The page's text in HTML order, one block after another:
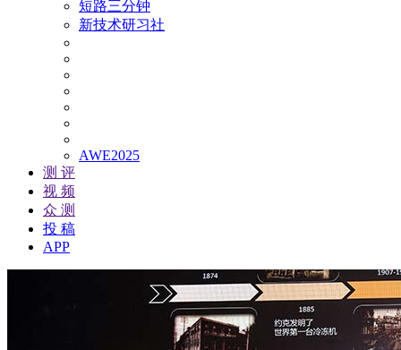
短路三分钟
新技术研习社
AWE2025
测 评
视 频
众 测
投 稿
APP